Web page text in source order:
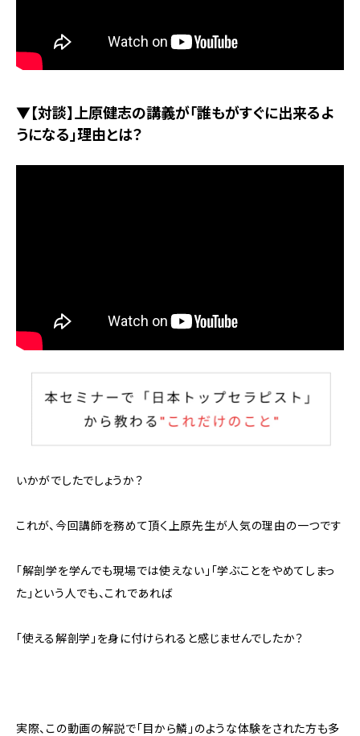
▼【対談】上原健志の講義が「誰もがすぐに出来るよ
うになる」理由とは？
いかがでしたでしょうか？
これが、今回講師を務めて頂く上原先生が人気の理由の一つです
「解剖学を学んでも現場では使えない」「学ぶことをやめてしまっ
た」という人でも、これであれば
「使える解剖学」を身に付けられると感じませんでしたか？
実際、この動画の解説で「目から鱗」のような体験をされた方も多